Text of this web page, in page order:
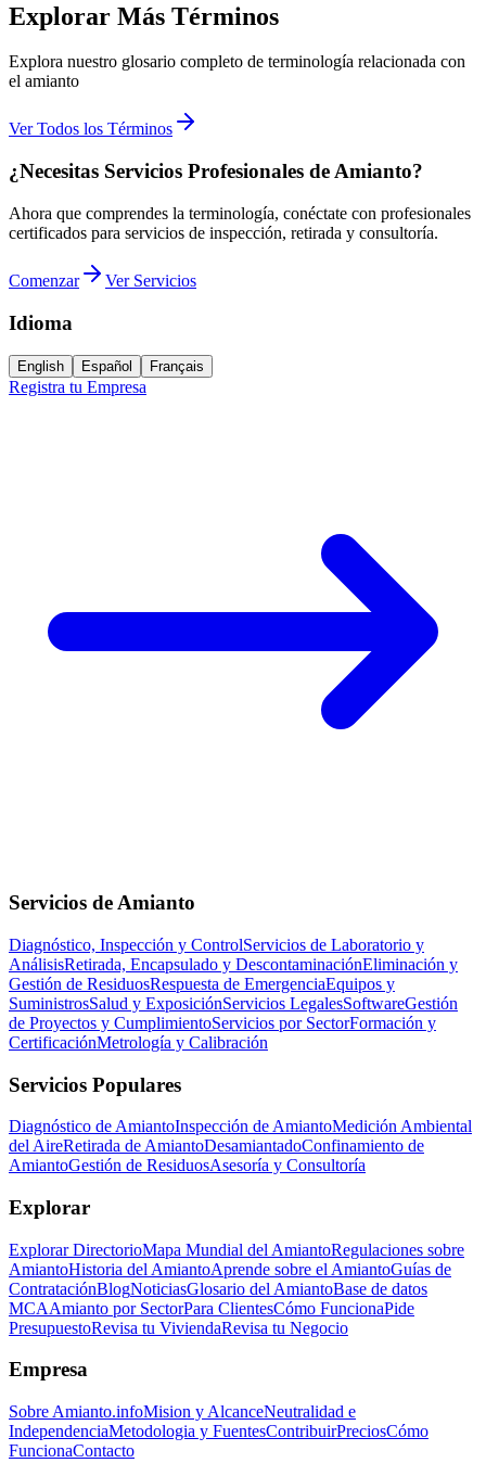
Explorar Más Términos
Explora nuestro glosario completo de terminología relacionada con
el amianto
Ver Todos los Términos
¿Necesitas Servicios Profesionales de Amianto?
Ahora que comprendes la terminología, conéctate con profesionales
certificados para servicios de inspección, retirada y consultoría.
Comenzar Ver Servicios
Idioma
English Español Français
Registra tu Empresa
Servicios de Amianto
Diagnóstico, Inspección y ControlServicios de Laboratorio y
AnálisisRetirada, Encapsulado y DescontaminaciónEliminación y
Gestión de ResiduosRespuesta de EmergenciaEquipos y
SuministrosSalud y ExposiciónServicios LegalesSoftwareGestión
de Proyectos y CumplimientoServicios por SectorFormación y
CertificaciónMetrología y Calibración
Servicios Populares
Diagnóstico de AmiantoInspección de AmiantoMedición Ambiental
del AireRetirada de AmiantoDesamiantadoConfinamiento de
AmiantoGestión de ResiduosAsesoría y Consultoría
Explorar
Explorar DirectorioMapa Mundial del AmiantoRegulaciones sobre
AmiantoHistoria del AmiantoAprende sobre el AmiantoGuías de
ContrataciónBlogNoticiasGlosario del AmiantoBase de datos
MCAAmianto por SectorPara ClientesCómo FuncionaPide
PresupuestoRevisa tu ViviendaRevisa tu Negocio
Empresa
Sobre Amianto.infoMision y AlcanceNeutralidad e
IndependenciaMetodologia y FuentesContribuirPreciosCómo
FuncionaContacto